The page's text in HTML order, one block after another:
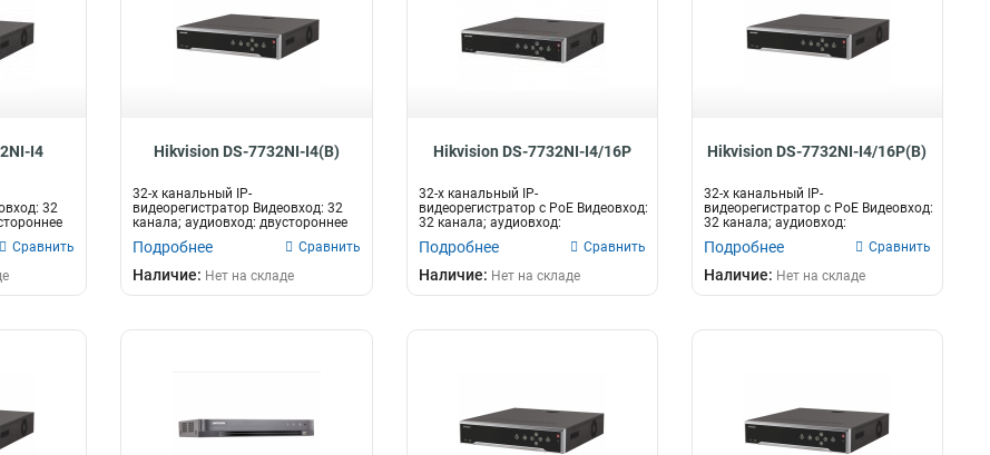
I4
32
Сравнить
Hikvision DS-7732NI-I4(B)
32-х канальный IP-
видеорегистратор Видеовход: 32
канала; аудиовход: двустороннее
аудио 1 канал...
Подробнее Сравнить
Наличие: Нет на складе
Hikvision DS-7732NI-I4/16P
32-х канальный IP-
видеорегистратор c PoE Видеовход:
32 канала; аудиовход:
двустороннее аудио 1...
Подробнее Сравнить
Наличие: Нет на складе
Hikvision DS-7732NI-I4/16P(B)
32-х канальный IP-
видеорегистратор c PoE Видеовход:
32 канала; аудиовход:
двустороннее аудио 1...
Подробнее Сравнить
Наличие: Нет на складе